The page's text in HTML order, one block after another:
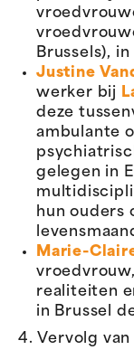
Brussels),
Justine
werker bij
deze
ambulante
gelegen in
hun ouders
Marie-
realiteiten
in Brussel
4. Vervolg